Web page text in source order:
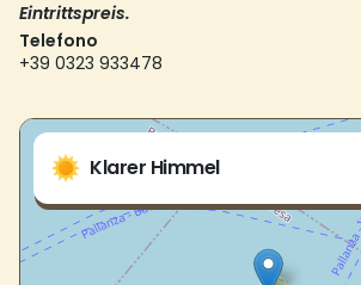
Eintrittspreis.
Telefono
+39 0323 933478
Klarer Himmel
Isole Borromee
28838 - Stresa (VB)